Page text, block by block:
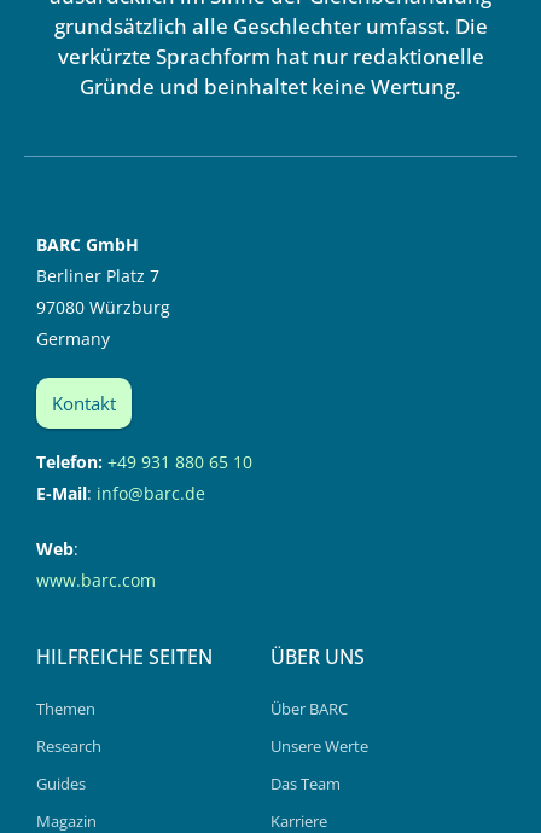
grundsätzlich alle Geschlechter umfasst. Die
verkürzte Sprachform hat nur redaktionelle
Gründe und beinhaltet keine Wertung.
BARC GmbH
Berliner Platz 7
97080 Würzburg
Germany
Kontakt
Telefon: +49 931 880 65 10
E-Mail: info@barc.de
Web:
www.barc.com
HILFREICHE SEITEN
Themen
Research
Guides
Magazin
ÜBER UNS
Über BARC
Unsere Werte
Das Team
Karriere